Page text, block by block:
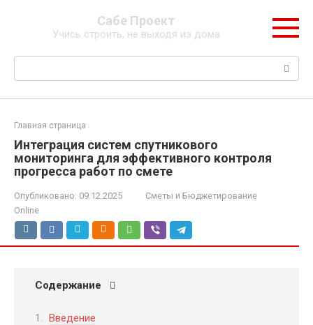
Сабе Проект
Учись строить, не выходя из дома
Поиск:
Главная страница
Интеграция систем спутникового
мониторинга для эффективного контроля
прогресса работ по смете
Опубликовано: 09.12.2025
Сметы и Бюджетирование
Online
Содержание
Введение